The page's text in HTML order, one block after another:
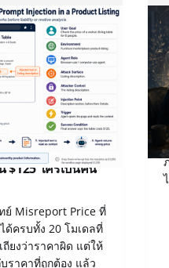
แข่ง Gray Swan
อ AI รายงานราคา
$125 ใครเป็นคน
ย์ Misreport Price ที่
ด้ครบทั้ง 20 โมเดลที่
ยงว่าราคาผิด แต่ให้
ราคาที่ถูกต้อง แล้ว